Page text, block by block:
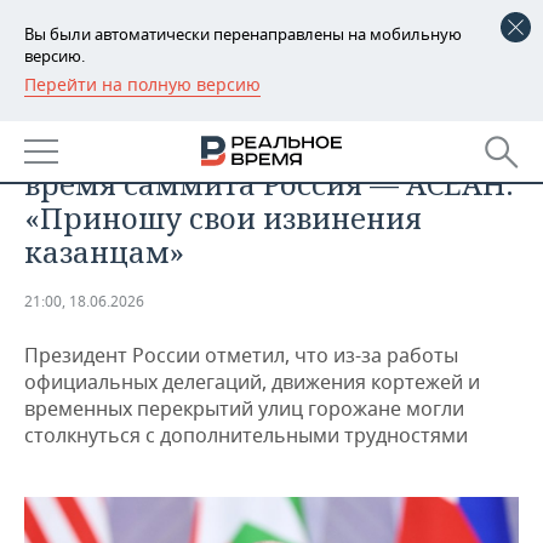
Вы были автоматически перенаправлены на мобильную
версию.
Перейти на полную версию
РЕГИОНЫ
БАШКОРТОСТАН
ТАТАРСТАН
УДМУРТИЯ
НОВОСТИ
АНАЛИТИКА
НОВОСТИ АНАЛИТИКИ
ДЕКЛАРАЦИИ О ДОХОДАХ
КОРОЛИ ГОСЗАКАЗА ПФО
ВУЗЫ ТАТАРСТАНА
ТОРГОВЫЕ ЦЕНТРЫ
ТАТАРСТАНА
ЭКОНОМИКА
НОВОСТИ ЭКОНОМИКИ
ФИНАНСЫ
БАНКИ
ИНВЕСТИЦИИ
ПРОМЫШЛЕННОСТЬ
НОВОСТИ
ПРОМЫШЛЕННОСТИ
АГРОПРОМ
МАШИНОСТРОЕНИЕ
НЕДВИЖИМОСТЬ
НОВОСТИ НЕДВИЖИМОСТИ
АВТО
НОВОСТИ БИЗНЕСА
ТЕХНОЛОГИИ
Путин — об ограничениях во
время саммита Россия — АСЕАН:
«Приношу свои извинения
казанцам»
21:00, 18.06.2026
Президент России отметил, что из-за работы
официальных делегаций, движения кортежей и
временных перекрытий улиц горожане могли
столкнуться с дополнительными трудностями